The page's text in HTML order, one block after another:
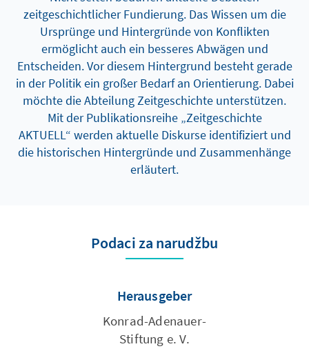
zeitgeschichtlicher Fundierung. Das Wissen um die
Ursprünge und Hintergründe von Konflikten
ermöglicht auch ein besseres Abwägen und
Entscheiden. Vor diesem Hintergrund besteht gerade
in der Politik ein großer Bedarf an Orientierung. Dabei
möchte die Abteilung Zeitgeschichte unterstützen.
Mit der Publikationsreihe „Zeitgeschichte
AKTUELL“ werden aktuelle Diskurse identifiziert und
die historischen Hintergründe und Zusammenhänge
erläutert.
Podaci za narudžbu
Herausgeber
Konrad-Adenauer-
Stiftung e. V.